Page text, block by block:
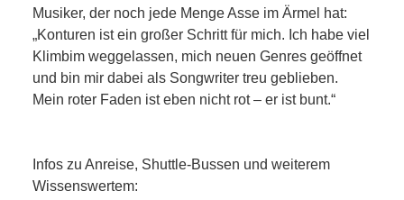
Musiker, der noch jede Menge Asse im Ärmel hat:
„Konturen ist ein großer Schritt für mich. Ich habe viel
Klimbim weggelassen, mich neuen Genres geöffnet
und bin mir dabei als Songwriter treu geblieben.
Mein roter Faden ist eben nicht rot – er ist bunt.“
Infos zu Anreise, Shuttle-Bussen und weiterem
Wissenswertem: